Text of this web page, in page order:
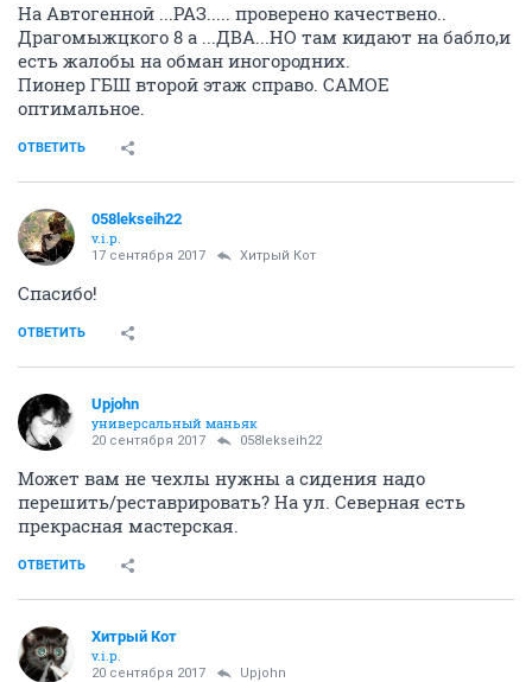
На Автогенной ...РАЗ..... проверено качествено..
Драгомыжцкого 8 а ...ДВА...НО там кидают на бабло,и
есть жалобы на обман иногородних.
Пионер ГБШ второй этаж справо. САМОЕ
оптимальное.
ОТВЕТИТЬ
058lekseih22
v.i.p.
17 сентября 2017 Хитрый Кот
Спасибо!
ОТВЕТИТЬ
Upjohn
универсальный маньяк
20 сентября 2017 058lekseih22
Может вам не чехлы нужны а сидения надо
перешить/реставрировать? На ул. Северная есть
прекрасная мастерская.
ОТВЕТИТЬ
Хитрый Кот
v.i.p.
20 сентября 2017 Upjohn